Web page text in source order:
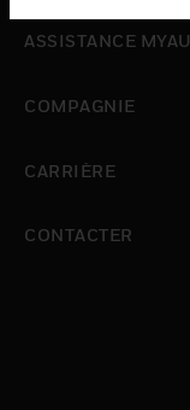
toggle view
ASSISTANCE
COMPAGNIE
CARRIÈRE
CONTACTER